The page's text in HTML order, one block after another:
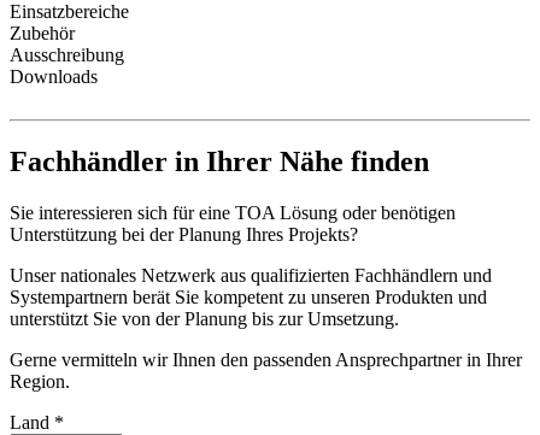
Einsatzbereiche
Zubehör
Ausschreibung
Downloads
Fachhändler in Ihrer Nähe finden
Sie interessieren sich für eine TOA Lösung oder benötigen
Unterstützung bei der Planung Ihres Projekts?
Unser nationales Netzwerk aus qualifizierten Fachhändlern und
Systempartnern berät Sie kompetent zu unseren Produkten und
unterstützt Sie von der Planung bis zur Umsetzung.
Gerne vermitteln wir Ihnen den passenden Ansprechpartner in Ihrer
Region.
Land *